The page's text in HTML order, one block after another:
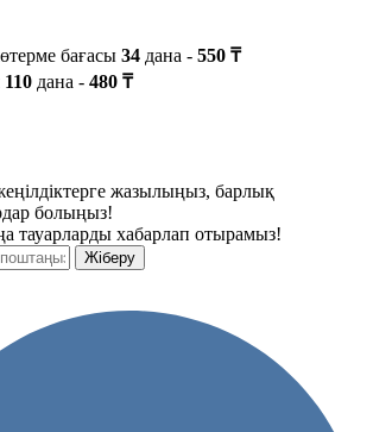
бағасы 34 дана - 550 ₸
110 дана - 480 ₸
жазылыңыз, барлық
болыңыз!
тауарларды хабарлап отырамыз!